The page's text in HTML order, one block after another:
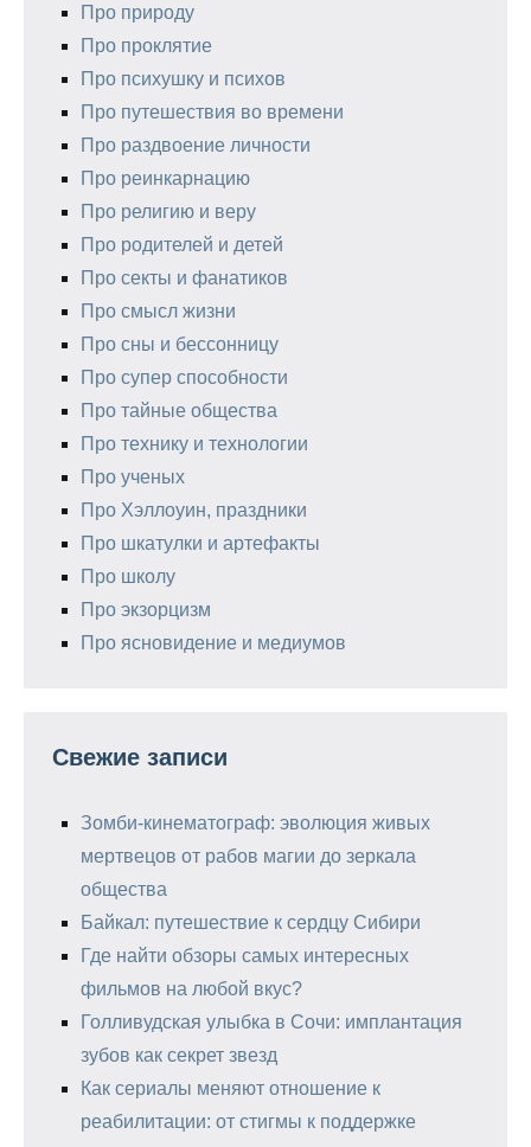
Про природу
Про проклятие
Про психушку и психов
Про путешествия во времени
Про раздвоение личности
Про реинкарнацию
Про религию и веру
Про родителей и детей
Про секты и фанатиков
Про смысл жизни
Про сны и бессонницу
Про супер способности
Про тайные общества
Про технику и технологии
Про ученых
Про Хэллоуин, праздники
Про шкатулки и артефакты
Про школу
Про экзорцизм
Про ясновидение и медиумов
Свежие записи
Зомби-кинематограф: эволюция живых
мертвецов от рабов магии до зеркала
общества
Байкал: путешествие к сердцу Сибири
Где найти обзоры самых интересных
фильмов на любой вкус?
Голливудская улыбка в Сочи: имплантация
зубов как секрет звезд
Как сериалы меняют отношение к
реабилитации: от стигмы к поддержке